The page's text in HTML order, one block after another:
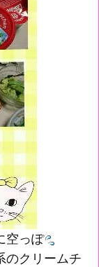
空っぽ
のクリームチ